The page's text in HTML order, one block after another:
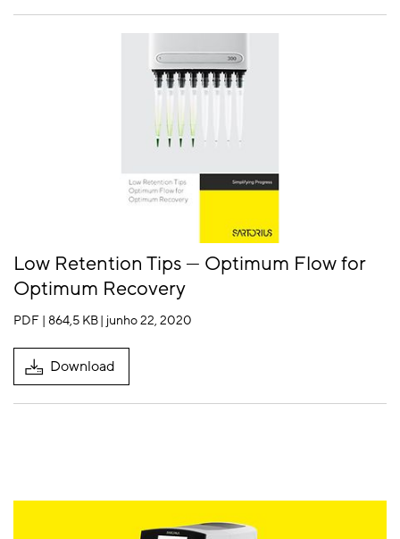
Low Retention Tips — Optimum Flow for
Optimum Recovery
PDF | 864,5 KB| junho 22, 2020
Download